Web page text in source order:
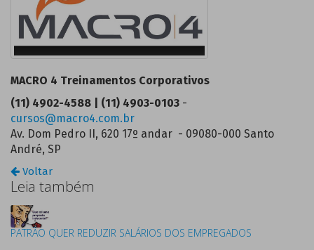
MACRO 4 Treinamentos Corporativos
(11) 4902-4588 | (11) 4903-0103 -
cursos@macro4.com.br
Av. Dom Pedro II, 620 17º andar - 09080-000 Santo
André, SP
Voltar
Leia também
PATRÃO QUER REDUZIR SALÁRIOS DOS EMPREGADOS